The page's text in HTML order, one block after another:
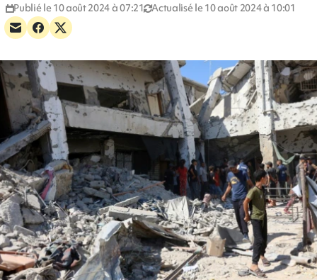
Publié le 10 août 2024 à 07:21 Actualisé le 10 août 2024 à 10:01